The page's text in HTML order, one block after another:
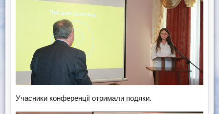
Учасники конференції отримали подяки.